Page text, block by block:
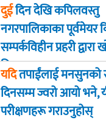
दुईदिन देखि कपिलवस्तु
नगरपालिकाका पूर्वमेयर
सम्पर्कविहीन प्रहरी द्वारा
तिब्रता
यदितपाईंलाई मनसुनको
दिनसम्म ज्वरो आयो भने,
परीक्षणहरू गराउनुहोस्